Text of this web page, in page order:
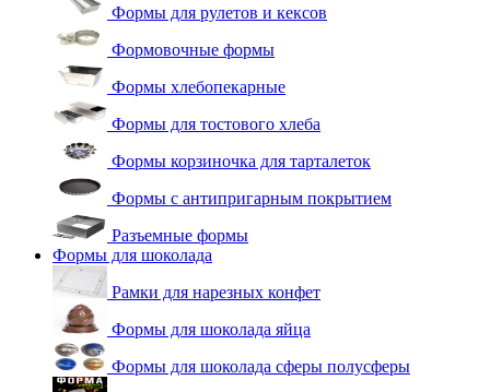
Формы для рулетов и кексов
Формовочные формы
Формы хлебопекарные
Формы для тостового хлеба
Формы корзиночка для тарталеток
Формы с антипригарным покрытием
Разъемные формы
Формы для шоколада
Рамки для нарезных конфет
Формы для шоколада яйца
Формы для шоколада сферы полусферы